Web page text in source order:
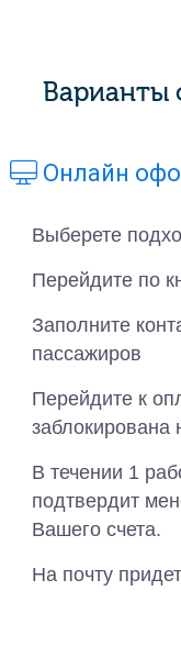
Варианты
Онлайн
Выберете
Перейдите по
Заполните
пассажиров
Перейдите к
заблокирована
В течении 1
подтвердит
Вашего счета.
На почту